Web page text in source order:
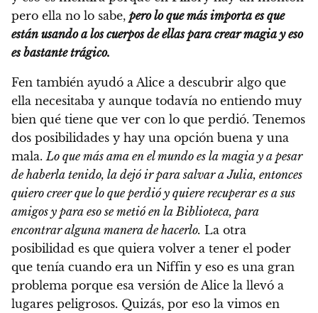
pero ella no lo sabe, pero lo que más importa es que
están usando a los cuerpos de ellas para crear magia y eso
es bastante trágico.
Fen también ayudó a Alice a descubrir algo que
ella necesitaba y aunque todavía no entiendo muy
bien qué tiene que ver con lo que perdió. Tenemos
dos posibilidades y hay una opción buena y una
mala.Lo que más ama en el mundo es la magia y a pesar
de haberla tenido, la dejó ir para salvar a Julia, entonces
quiero creer que lo que perdió y quiere recuperar es a sus
amigos y para eso se metió en la Biblioteca, para
encontrar alguna manera de hacerlo. La otra
posibilidad es que quiera volver a tener el poder
que tenía cuando era un Niffin y eso es una gran
problema porque esa versión de Alice la llevó a
lugares peligrosos. Quizás, por eso la vimos en